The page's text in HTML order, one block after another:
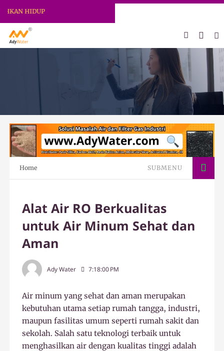
HIDUP
Home SUBMENU
Alat Air RO Berkualitas
untuk Air Minum Sehat dan
Aman
Ady Water 7:18:00 PM
Air minum yang sehat dan aman merupakan
kebutuhan utama setiap rumah tangga, industri,
maupun fasilitas umum seperti rumah sakit dan
sekolah. Salah satu teknologi terbaik untuk
menghasilkan air dengan kualitas tinggi adalah